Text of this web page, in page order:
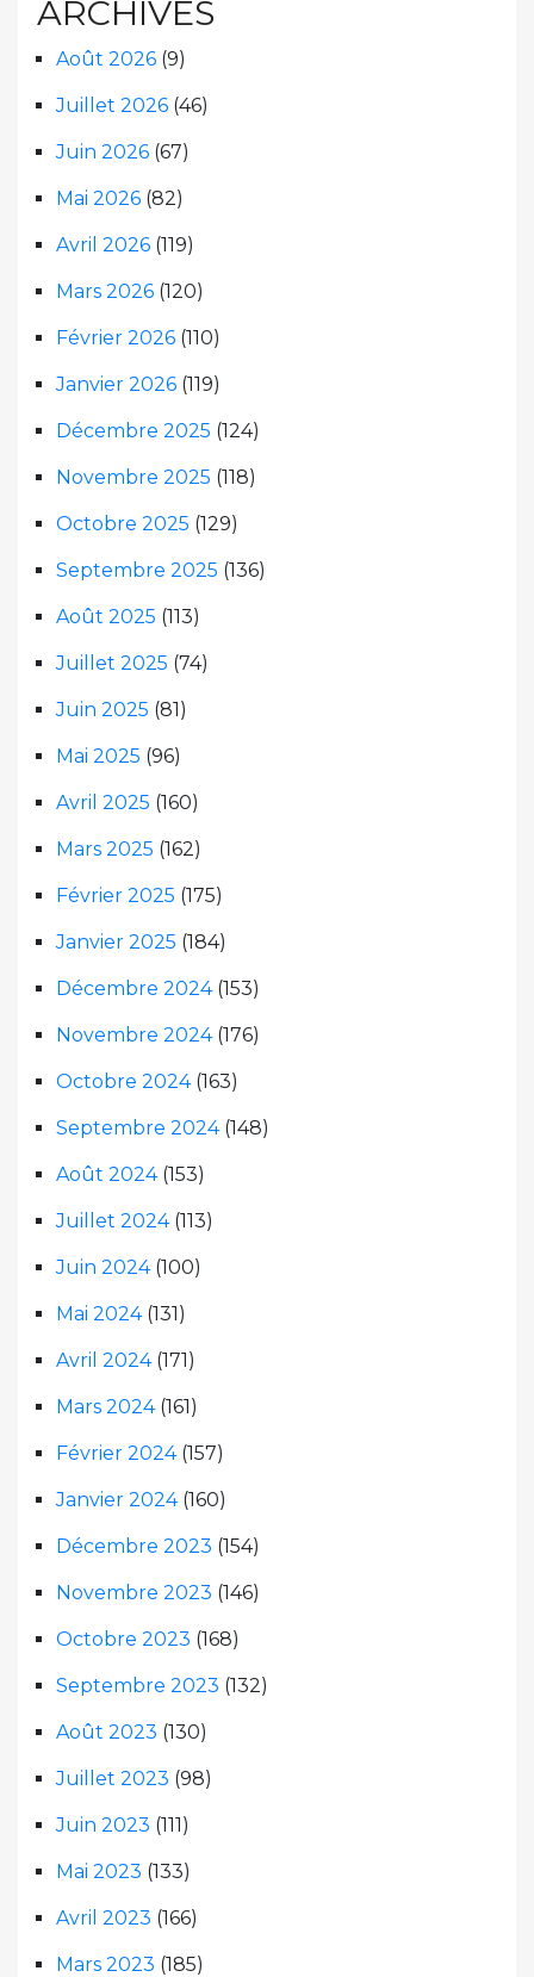
ARCHIVES
Août 2026 (9)
Juillet 2026 (46)
Juin 2026 (67)
Mai 2026 (82)
Avril 2026 (119)
Mars 2026 (120)
Février 2026 (110)
Janvier 2026 (119)
Décembre 2025 (124)
Novembre 2025 (118)
Octobre 2025 (129)
Septembre 2025 (136)
Août 2025 (113)
Juillet 2025 (74)
Juin 2025 (81)
Mai 2025 (96)
Avril 2025 (160)
Mars 2025 (162)
Février 2025 (175)
Janvier 2025 (184)
Décembre 2024(153)
Novembre 2024(176)
Octobre 2024(163)
Septembre 2024(148)
Août 2024(153)
Juillet 2024(113)
Juin 2024(100)
Mai 2024(131)
Avril 2024(171)
Mars 2024(161)
Février 2024(157)
Janvier 2024(160)
Décembre 2023 (154)
Novembre 2023 (146)
Octobre 2023 (168)
Septembre 2023 (132)
Août 2023 (130)
Juillet 2023 (98)
Juin 2023 (111)
Mai 2023 (133)
Avril 2023 (166)
Mars 2023 (185)